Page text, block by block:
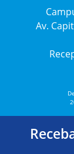
Av.